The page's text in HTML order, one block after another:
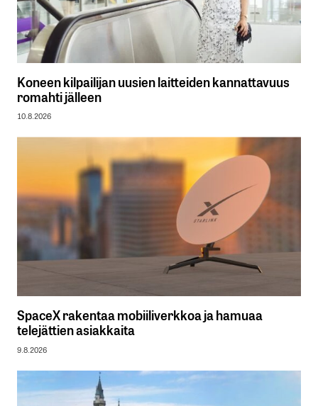
Koneen kilpailijan uusien laitteiden kannattavuus
romahti jälleen
10.8.2026
SpaceX rakentaa mobiiliverkkoa ja hamuaa
telejättien asiakkaita
9.8.2026